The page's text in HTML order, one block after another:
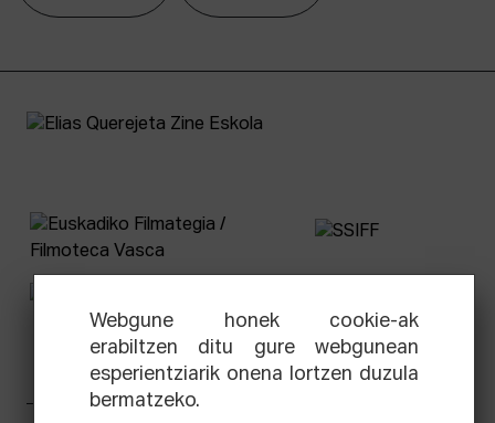
Webgune honek cookie-ak
erabiltzen ditu gure webgunean
esperientziarik onena lortzen duzula
bermatzeko.